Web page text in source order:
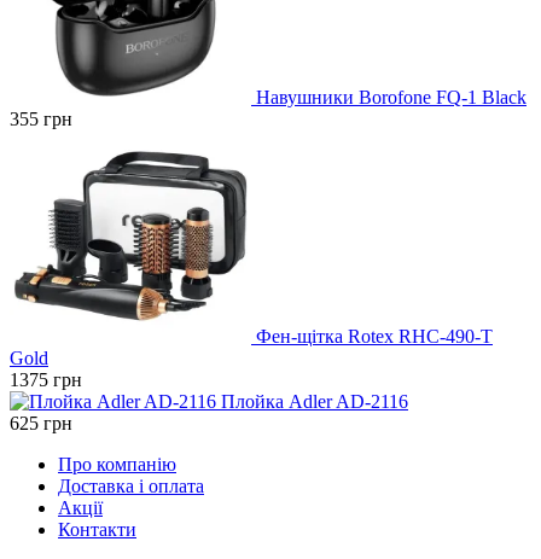
Навушники Borofone FQ-1 Black
355 грн
Фен-щітка Rotex RHC-490-T
Gold
1375 грн
Плойка Adler AD-2116
625 грн
Про компанію
Доставка і оплата
Акції
Контакти